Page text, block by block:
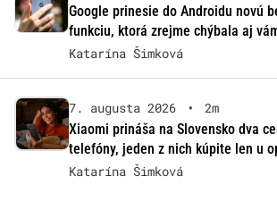
Google prinesie do Androidu novú
funkciu, ktorá zrejme chýbala aj
Katarína Šimková
7. augusta 2026 •
2m
Xiaomi prináša na Slovensko dva
telefóny, jeden z nich kúpite len u
Katarína Šimková